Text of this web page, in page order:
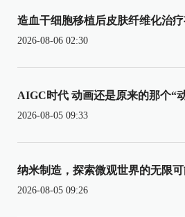
造血干细胞移植后皮肤纤维化治
2026-08-06 02:30
AIGC时代 动画还是原来的那个“
2026-08-05 09:33
纳米制造，探索微观世界的无限
2026-08-05 09:26